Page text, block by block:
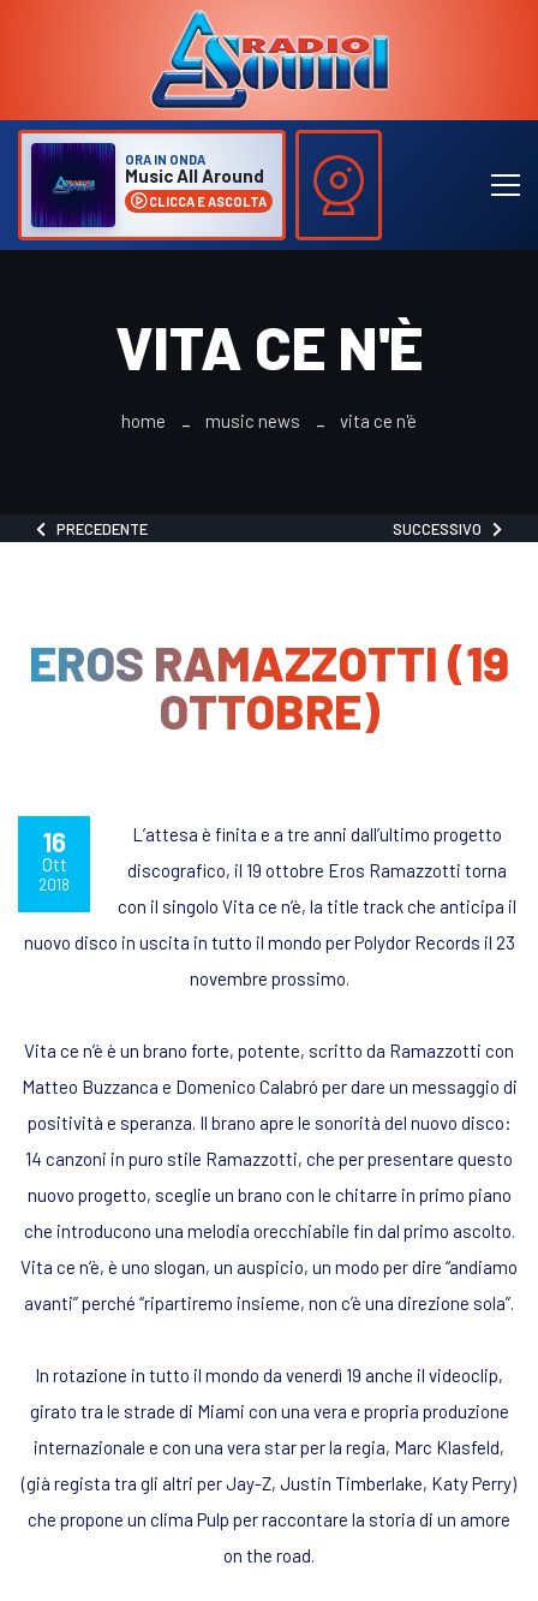
ORA IN ONDA
Music All Around
CLICCA E ASCOLTA
VITA CE N'È
home music news vita ce n'è
PRECEDENTE SUCCESSIVO
EROS RAMAZZOTTI (19
OTTOBRE)
16
Ott
2018
L’attesa è finita e a tre anni dall’ultimo progetto
discografico, il 19 ottobre Eros Ramazzotti torna
con il singolo Vita ce n’è, la title track che anticipa il
nuovo disco in uscita in tutto il mondo per Polydor Records il 23
novembre prossimo.
Vita ce n’è è un brano forte, potente, scritto da Ramazzotti con
Matteo Buzzanca e Domenico Calabró per dare un messaggio di
positività e speranza. Il brano apre le sonorità del nuovo disco:
14 canzoni in puro stile Ramazzotti, che per presentare questo
nuovo progetto, sceglie un brano con le chitarre in primo piano
che introducono una melodia orecchiabile fin dal primo ascolto.
Vita ce n’è, è uno slogan, un auspicio, un modo per dire “andiamo
avanti” perché “ripartiremo insieme, non c’è una direzione sola”.
In rotazione in tutto il mondo da venerdì 19 anche il videoclip,
girato tra le strade di Miami con una vera e propria produzione
internazionale e con una vera star per la regia, Marc Klasfeld,
(già regista tra gli altri per Jay-Z, Justin Timberlake, Katy Perry)
che propone un clima Pulp per raccontare la storia di un amore
on the road.